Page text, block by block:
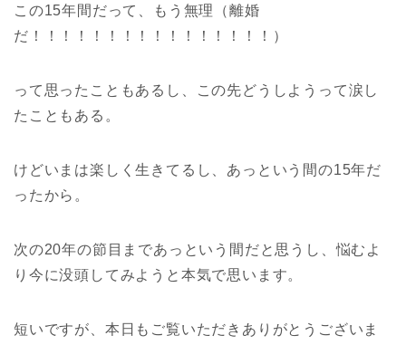
この15年間だって、もう無理（離婚
だ！！！！！！！！！！！！！！！！）
って思ったこともあるし、この先どうしようって涙し
たこともある。
けどいまは楽しく生きてるし、あっという間の15年だ
ったから。
次の20年の節目まであっという間だと思うし、悩むよ
り今に没頭してみようと本気で思います。
短いですが、本日もご覧いただきありがとうございま